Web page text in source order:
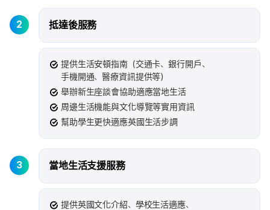
2 抵達後服務
提供生活安頓指南（交通卡、銀行開戶、
手機開通、醫療資訊提供等）
舉辦新生座談會協助適應當地生活
周邊生活機能與文化導覽等實用資訊
幫助學生更快適應英國生活步調
3 當地生活支援服務
提供英國文化介紹、學校生活適應、